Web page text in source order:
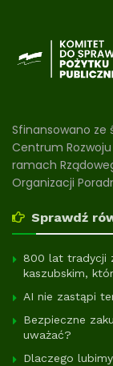
Sfinansowano ze
Centrum
ramach
Organizacji
Sprawdź
800 lat tradycji
kaszubskim,
AI nie zastąpi
Bezpieczne
uważać?
Dlaczego